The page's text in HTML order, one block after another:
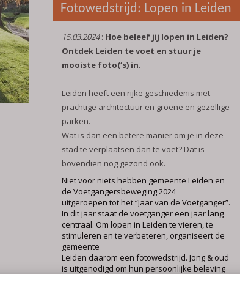
Fotowedstrijd: Lopen in Leiden
15.03.2024: Hoe beleef jij lopen in Leiden?
Ontdek Leiden te voet en stuur je
mooiste foto(‘s) in.
Leiden heeft een rijke geschiedenis met
prachtige architectuur en groene en gezellige
parken.
Wat is dan een betere manier om je in deze
stad te verplaatsen dan te voet? Dat is
bovendien nog gezond ook.
Niet voor niets hebben gemeente Leiden en
de Voetgangersbeweging 2024
uitgeroepen tot het “Jaar van de Voetganger”.
In dit jaar staat de voetganger een jaar lang
centraal. Om lopen in Leiden te vieren, te
stimuleren en te verbeteren, organiseert de
gemeente
Leiden daarom een fotowedstrijd. Jong & oud
is uitgenodigd om hun persoonlijke beleving